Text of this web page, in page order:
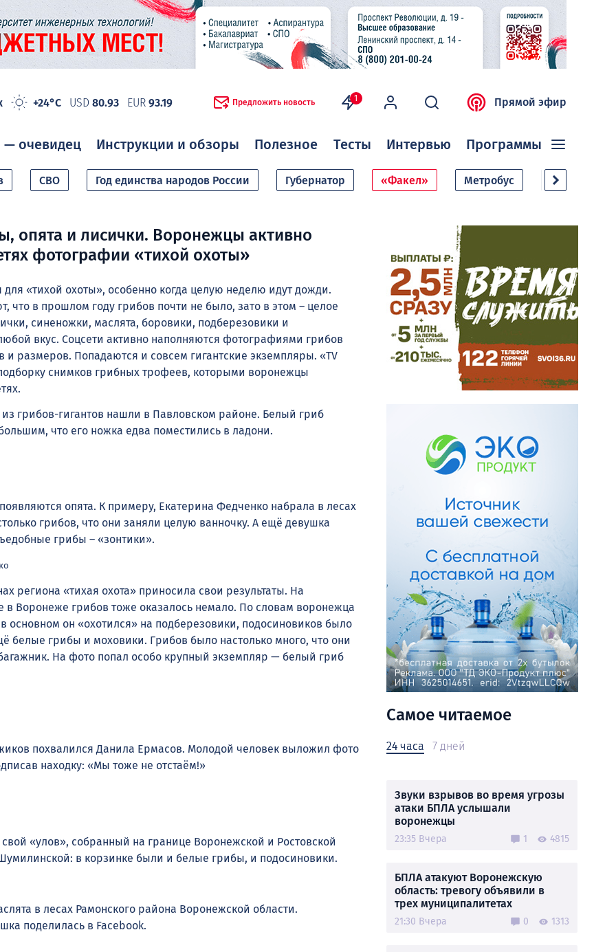
+24°C USD 80.93 EUR 93.19 Предложить новость 1 Прямой эфир
— очевидец Инструкции и обзоры Полезное Тесты Интервью Программы
СВО Год единства народов России Губернатор «Факел» Метробус Дачный
опята и лисички. Воронежцы активно
фотографии «тихой охоты»
«тихой охоты», особенно когда целую неделю идут дожди.
что в прошлом году грибов почти не было, зато в этом – целое
синеножки, маслята, боровики, подберезовики и
вкус. Соцсети активно наполняются фотографиями грибов
и размеров. Попадаются и совсем гигантские экземпляры. «TV
снимков грибных трофеев, которыми воронежцы
грибов-гигантов нашли в Павловском районе. Белый гриб
что его ножка едва поместились в ладони.
опята. К примеру, Екатерина Федченко набрала в лесах
грибов, что они заняли целую ванночку. А ещё девушка
грибы – «зонтики».
региона «тихая охота» приносила свои результаты. На
в Воронеже грибов тоже оказалось немало. По словам воронежца
основном он «охотился» на подберезовики, подосиновиков было
белые грибы и моховики. Грибов было настолько много, что они
На фото попал особо крупный экземпляр — белый гриб
похвалился Данила Ермасов. Молодой человек выложил фото
находку: «Мы тоже не отстаём!»
«улов», собранный на границе Воронежской и Ростовской
в корзинке были и белые грибы, и подосиновики.
в лесах Рамонского района Воронежской области.
поделилась в Facebook.
Самое читаемое
24 часа 7 дней
Звуки взрывов во время угрозы
атаки БПЛА услышали
воронежцы
23:35 Вчера 1 4815
БПЛА атакуют Воронежскую
область: тревогу объявили в
трех муниципалитетах
21:30 Вчера 0 1313